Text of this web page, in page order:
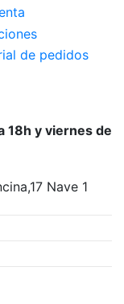
de pedidos
18h y viernes de
Nave 1